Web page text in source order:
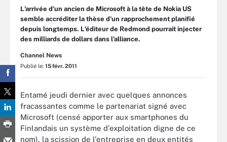
L'arrivée d'un ancien de Microsoft à la tête de Nokia US
semble accréditer la thèse d'un rapprochement planifié
depuis longtemps. L'éditeur de Redmond pourrait injecter
des milliards de dollars dans l'alliance.
Channel News
Publié le: 15 févr. 2011
Entamé jeudi dernier avec quelques annonces
fracassantes comme le partenariat signé avec
Microsoft (censé apporter aux smartphones du
Finlandais un système d'exploitation digne de ce
nom), la scission de l'entreprise en deux entités